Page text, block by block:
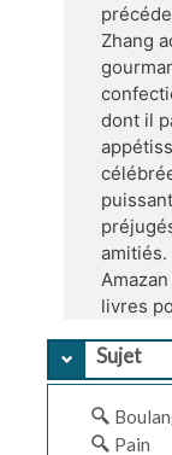
Zhang
dont il
amitiés.
livres
Sujet
Pain